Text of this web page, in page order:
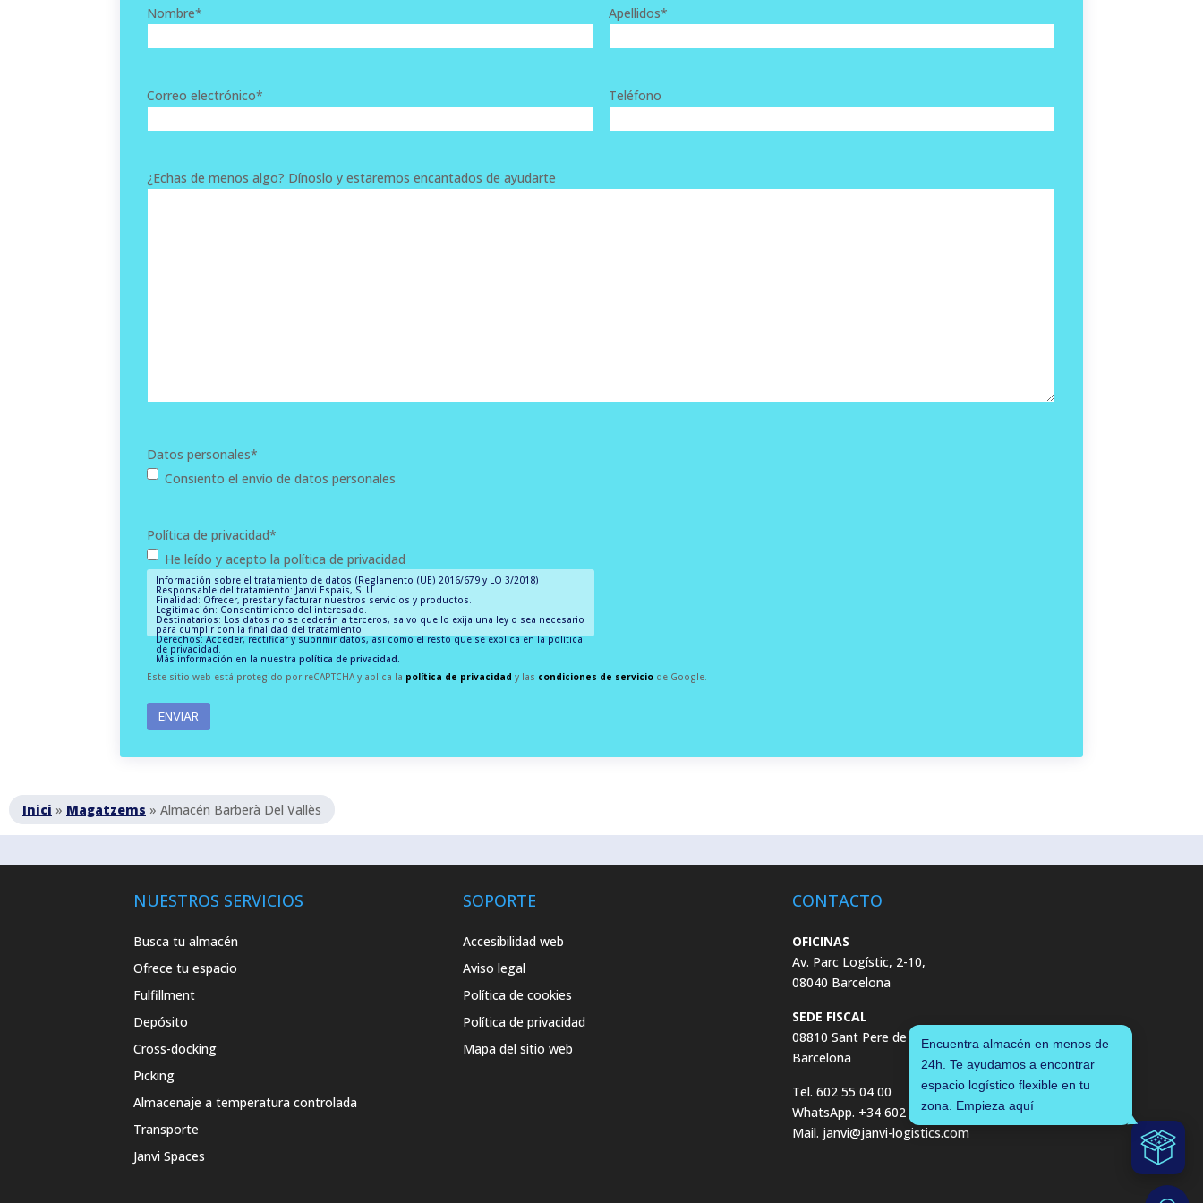
Nombre* Apellidos*
Correo electrónico* Teléfono
¿Echas de menos algo? Dínoslo y estaremos encantados de ayudarte
Datos personales*
Consiento el envío de datos personales
Política de privacidad*
He leído y acepto la política de privacidad
Información sobre el tratamiento de datos (Reglamento (UE) 2016/679 y LO 3/2018)
Responsable del tratamiento: Janvi Espais, SLU.
Finalidad: Ofrecer, prestar y facturar nuestros servicios y productos.
Legitimación: Consentimiento del interesado.
Destinatarios: Los datos no se cederán a terceros, salvo que lo exija una ley o sea necesario
para cumplir con la finalidad del tratamiento.
Derechos: Acceder, rectificar y suprimir datos, así como el resto que se explica en la política
de privacidad.
Más información en la nuestrapolítica de privacidad.
Este sitio web está protegido por reCAPTCHA y aplica la política de privacidad y las condiciones de servicio de Google.
Inici » Magatzems » Almacén Barberà Del Vallès
NUESTROS SERVICIOS
Busca tu almacén
Ofrece tu espacio
Fulfillment
Depósito
Cross-docking
Picking
Almacenaje a temperatura controlada
Transporte
Janvi Spaces
SOPORTE
Accesibilidad web
Aviso legal
Política de cookies
Política de privacidad
Mapa del sitio web
CONTACTO
OFICINAS
Av. Parc Logístic, 2-10,
08040 Barcelona
SEDE FISCAL
08810 Sant Pere de Ribes,
Barcelona
Tel. 602 55 04 00
WhatsApp. +34 602 55 04 00
Mail. janvi@janvi-logistics.com
Encuentra almacén en menos de
24h. Te ayudamos a encontrar
espacio logístico flexible en tu
zona. Empieza aquí